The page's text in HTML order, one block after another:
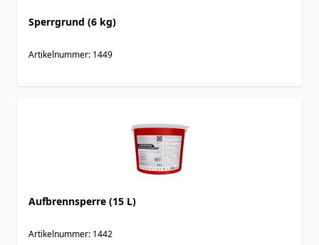
Sperrgrund (6 kg)
Artikelnummer: 1449
Aufbrennsperre (15 L)
Artikelnummer: 1442